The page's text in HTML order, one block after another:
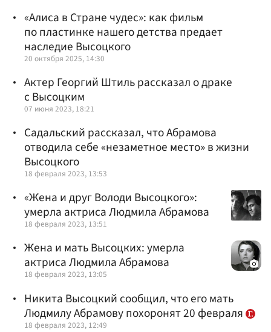
«Алиса в Стране чудес»: как фильм
по пластинке нашего детства предает
наследие Высоцкого
20 октября 2025, 14:30
Актер Георгий Штиль рассказал о драке
с Высоцким
07 июня 2023, 18:21
Садальский рассказал, что Абрамова
отводила себе «незаметное место» в жизни
Высоцкого
18 февраля 2023, 13:53
«Жена и друг Володи Высоцкого»:
умерла актриса Людмила Абрамова
18 февраля 2023, 13:51
Жена и мать Высоцких: умерла
актриса Людмила Абрамова
18 февраля 2023, 13:05
Никита Высоцкий сообщил, что его мать
Людмилу Абрамову похоронят 20 февраля
18 февраля 2023, 12:49